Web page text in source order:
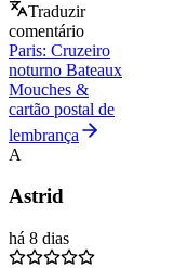
Traduzir
comentário
Paris: Cruzeiro
noturno Bateaux
Mouches &
cartão postal de
lembrança
A
Astrid
há 8 dias